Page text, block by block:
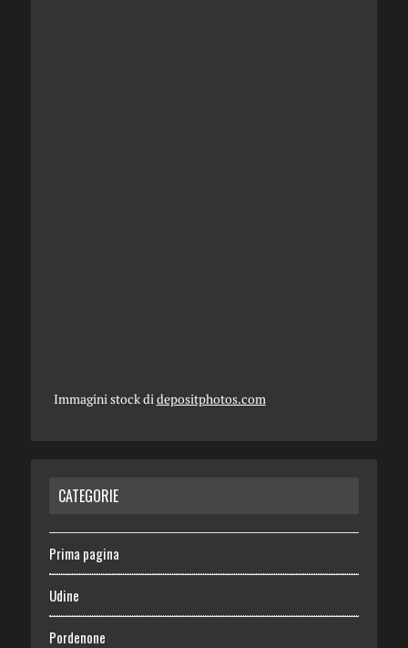
Immagini stock di depositphotos.com
CATEGORIE
Prima pagina
Udine
Pordenone